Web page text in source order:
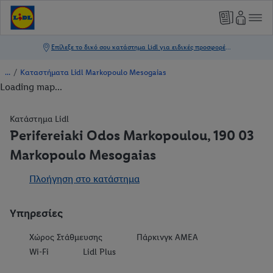
/ Καταστήματα Lidl Markopoulo Mesogaias
Loading map...
Κατάστημα Lidl
Perifereiaki Odos Markopoulou, 190 03
Markopoulo Mesogaias
Πλοήγηση στο κατάστημα
Υπηρεσίες
Χώρος Στάθμευσης
Πάρκινγκ ΑΜΕΑ
Wi-Fi
Lidl Plus